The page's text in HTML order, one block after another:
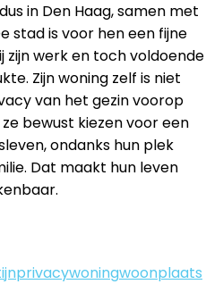
in Den Haag, samen met
stad is voor hen een fijne
zijn werk en toch voldoende
Zijn woning zelf is niet
van het gezin voorop
bewust kiezen voor een
ondanks hun plek
Dat maakt hun leven
privacywoningwoonplaats